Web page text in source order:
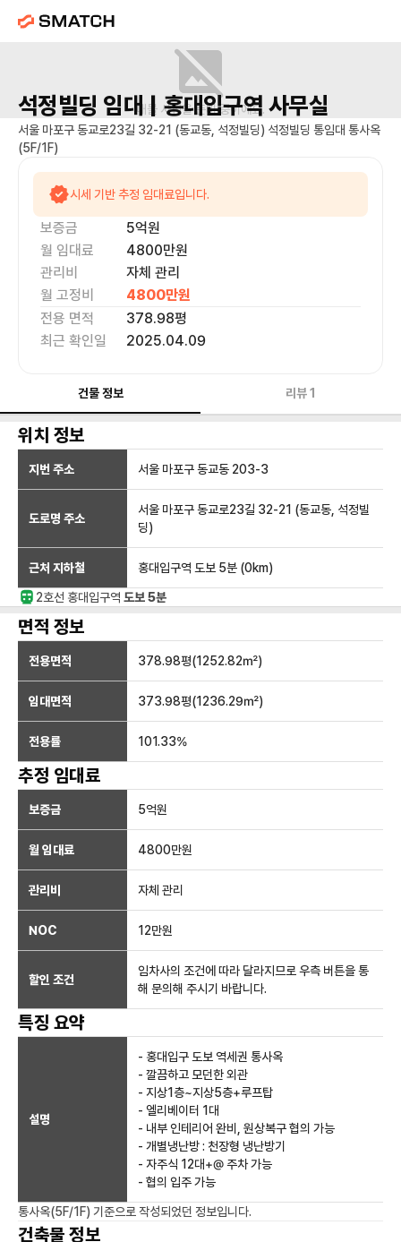
매물 사진을 준비 중이에요.
석정빌딩 임대 | 홍대입구역사무실
서울 마포구 동교로23길 32-21 (동교동, 석정빌딩) 석정빌딩 통임대 통사옥
(5F/1F)
시세 기반 추정 임대료입니다.
보증금 5억원
월 임대료
4800만원
관리비
자체 관리
월 고정비
4800만원
전용 면적
378.98평
최근 확인일
2025.04.09
건물 정보 리뷰1
위치 정보
지번 주소 서울 마포구 동교동 203-3
도로명 주소
서울 마포구 동교로23길 32-21 (동교동, 석정빌
딩)
근처 지하철 홍대입구역 도보 5분 (0km)
2호선 홍대입구역 도보 5분
면적 정보
전용면적 378.98평(1252.82㎡)
임대면적 373.98평(1236.29㎡)
전용률 101.33%
추정 임대료
보증금 5억원
월 임대료 4800만원
관리비 자체 관리
NOC 12만원
할인 조건
임차사의 조건에 따라 달라지므로 우측 버튼을 통
해 문의해 주시기 바랍니다.
특징 요약
설명
- 홍대입구 도보 역세권 통사옥
- 깔끔하고 모던한 외관
- 지상1층~지상5층+루프탑
- 엘리베이터 1대
- 내부 인테리어 완비, 원상복구 협의 가능
- 개별냉난방 : 천장형 냉난방기
- 자주식 12대+@ 주차 가능
- 협의 입주 가능
통사옥(5F/1F) 기준으로 작성되었던 정보입니다.
건축물 정보